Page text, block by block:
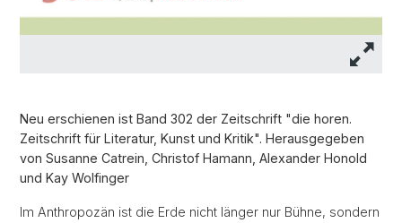
Neu erschienen ist Band 302 der Zeitschrift "die horen.
Zeitschrift für Literatur, Kunst und Kritik". Herausgegeben
von Susanne Catrein, Christof Hamann, Alexander Honold
und Kay Wolfinger
Im Anthropozän ist die Erde nicht länger nur Bühne, sondern